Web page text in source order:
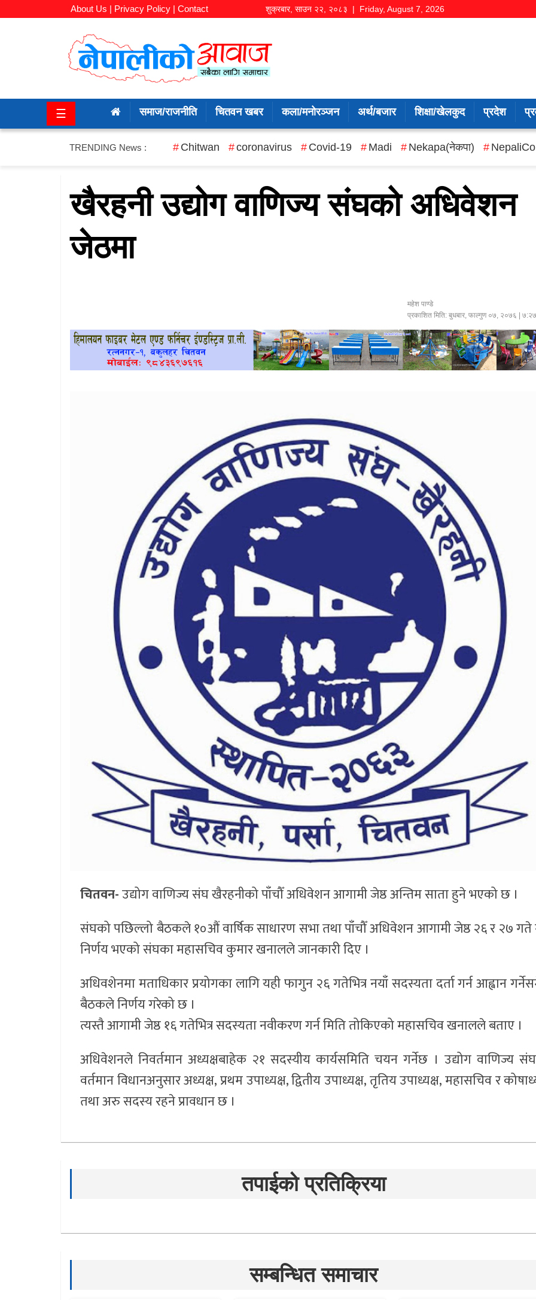
About Us | Privacy Policy | Contact शुक्रबार, साउन २२, २०८३ | Friday, August 7, 2026
राजनीति
☰ समाज/राजनीति चितवन खबर कला/मनोरञ्जन अर्थ/बजार शिक्षा/खेलकुद प्रदेश
TRENDING News : Chitwan coronavirus Covid-19 Madi Nekapa(नेकपा)
खैरहनी उद्योग वाणिज्य संघको अधिवेशन
जेठमा
महेश पाण्डे
प्रकाशित मिति:बुधबार, फाल्गुण ०७, २०७६ |
चितवन-उद्योग वाणिज्य संघ खैरहनीको पाँचौँ अधिवेशन आगामी जेष्ठ अन्तिम साता हुने भएको छ ।
संघको पछिल्लो बैठकले १०औं वार्षिक साधारण सभा तथा पाँचौँ अधिवेशन आगामी जेष्ठ २६ र २७ गते
निर्णय भएको संघका महासचिव कुमार खनालले जानकारी दिए ।
अधिवशेनमा मताधिकार प्रयोगका लागि यही फागुन २६ गतेभित्र नयाँ सदस्यता दर्ता गर्न आह्वान
बैठकले निर्णय गरेको छ ।
त्यस्तै आगामी जेष्ठ १६ गतेभित्र सदस्यता नवीकरण गर्न मिति तोकिएको महासचिव खनालले बताए ।
अधिवेशनले निवर्तमान अध्यक्षबाहेक २१ सदस्यीय कार्यसमिति चयन गर्नेछ । उद्योग वाणिज्य
वर्तमान विधानअनुसार अध्यक्ष, प्रथम उपाध्यक्ष, द्वितीय उपाध्यक्ष, तृतिय उपाध्यक्ष, महासचिव र
तथा अरु सदस्य रहने प्रावधान छ ।
तपाईको प्रतिक्रिया
सम्बन्धित समाचार